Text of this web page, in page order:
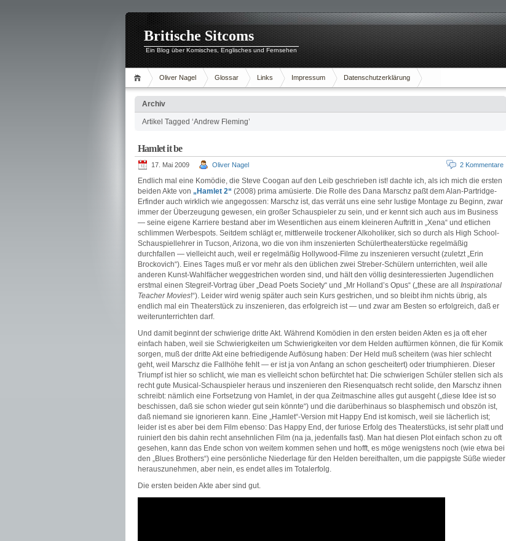
Britische Sitcoms
Ein Blog über Komisches, Englisches und Fernsehen
Oliver Nagel Glossar Links Impressum Datenschutzerklärung
Archiv
Artikel Tagged ‘Andrew Fleming’
Hamlet it be
17. Mai 2009 Oliver Nagel 2 Kommentare
Endlich mal eine Komödie, die Steve Coogan auf den Leib geschrieben ist! dachte ich, als ich mich die ersten
beiden Akte von „Hamlet 2“ (2008) prima amüsierte. Die Rolle des Dana Marschz paßt dem Alan-Partridge-
Erfinder auch wirklich wie angegossen: Marschz ist, das verrät uns eine sehr lustige Montage zu Beginn, zwar
immer der Überzeugung gewesen, ein großer Schauspieler zu sein, und er kennt sich auch aus im Business
— seine eigene Karriere bestand aber im Wesentlichen aus einem kleineren Auftritt in „Xena“ und etlichen
schlimmen Werbespots. Seitdem schlägt er, mittlerweile trockener Alkoholiker, sich so durch als High School-
Schauspiellehrer in Tucson, Arizona, wo die von ihm inszenierten Schülertheaterstücke regelmäßig
durchfallen — vielleicht auch, weil er regelmäßig Hollywood-Filme zu inszenieren versucht (zuletzt „Erin
Brockovich“). Eines Tages muß er vor mehr als den üblichen zwei Streber-Schülern unterrichten, weil alle
anderen Kunst-Wahlfächer weggestrichen worden sind, und hält den völlig desinteressierten Jugendlichen
erstmal einen Stegreif-Vortrag über „Dead Poets Society“ und „Mr Holland’s Opus“ („these are all Inspirational
Teacher Movies!“). Leider wird wenig später auch sein Kurs gestrichen, und so bleibt ihm nichts übrig, als
endlich mal ein Theaterstück zu inszenieren, das erfolgreich ist — und zwar am Besten so erfolgreich, daß er
weiterunterrichten darf.
Und damit beginnt der schwierige dritte Akt. Während Komödien in den ersten beiden Akten es ja oft eher
einfach haben, weil sie Schwierigkeiten um Schwierigkeiten vor dem Helden auftürmen können, die für Komik
sorgen, muß der dritte Akt eine befriedigende Auflösung haben: Der Held muß scheitern (was hier schlecht
geht, weil Marschz die Fallhöhe fehlt — er ist ja von Anfang an schon gescheitert) oder triumphieren. Dieser
Triumpf ist hier so schlicht, wie man es vielleicht schon befürchtet hat: Die schwierigen Schüler stellen sich als
recht gute Musical-Schauspieler heraus und inszenieren den Riesenquatsch recht solide, den Marschz ihnen
schreibt: nämlich eine Fortsetzung von Hamlet, in der qua Zeitmaschine alles gut ausgeht („diese Idee ist so
beschissen, daß sie schon wieder gut sein könnte“) und die darüberhinaus so blasphemisch und obszön ist,
daß niemand sie ignorieren kann. Eine „Hamlet“-Version mit Happy End ist komisch, weil sie lächerlich ist;
leider ist es aber bei dem Film ebenso: Das Happy End, der furiose Erfolg des Theaterstücks, ist sehr platt und
ruiniert den bis dahin recht ansehnlichen Film (na ja, jedenfalls fast). Man hat diesen Plot einfach schon zu oft
gesehen, kann das Ende schon von weitem kommen sehen und hofft, es möge wenigstens noch (wie etwa bei
den „Blues Brothers“) eine persönliche Niederlage für den Helden bereithalten, um die pappigste Süße wieder
herauszunehmen, aber nein, es endet alles im Totalerfolg.
Die ersten beiden Akte aber sind gut.